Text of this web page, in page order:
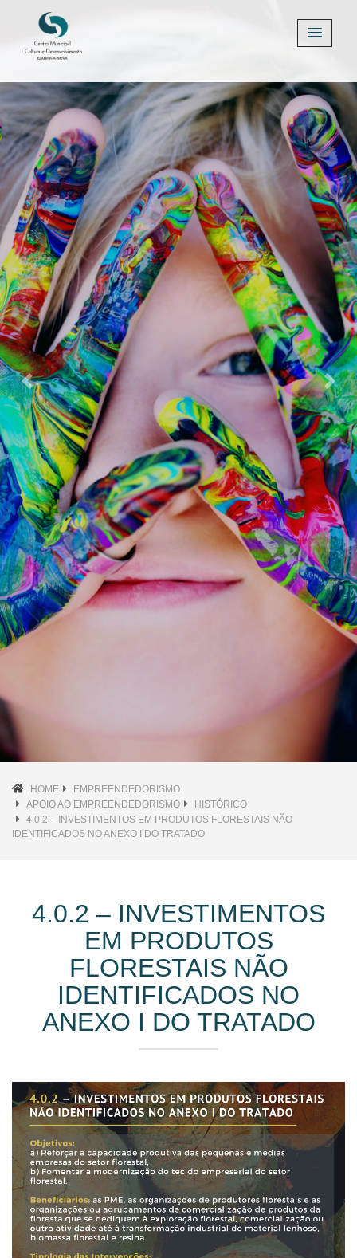
Previous Next
HOME
EMPREENDEDORISMO
APOIO AO EMPREENDEDORISMO
HISTÓRICO
4.0.2 – INVESTIMENTOS EM PRODUTOS FLORESTAIS NÃO
IDENTIFICADOS NO ANEXO I DO TRATADO
4.0.2 – INVESTIMENTOS
EM PRODUTOS
FLORESTAIS NÃO
IDENTIFICADOS NO
ANEXO I DO TRATADO